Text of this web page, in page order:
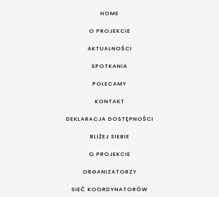
HOME
O PROJEKCIE
AKTUALNOŚCI
SPOTKANIA
POLECAMY
KONTAKT
DEKLARACJA DOSTĘPNOŚCI
BLIŻEJ SIEBIE
O PROJEKCIE
ORGANIZATORZY
SIEĆ KOORDYNATORÓW